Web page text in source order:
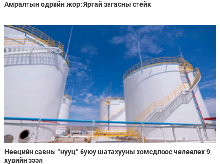
Амралтын өдрийн жор: Яргай загасны стейк
Нөөцийн савны “нууц” буюу шатахууны хомсдлоос чөлөөлөх 9
хувийн зээл